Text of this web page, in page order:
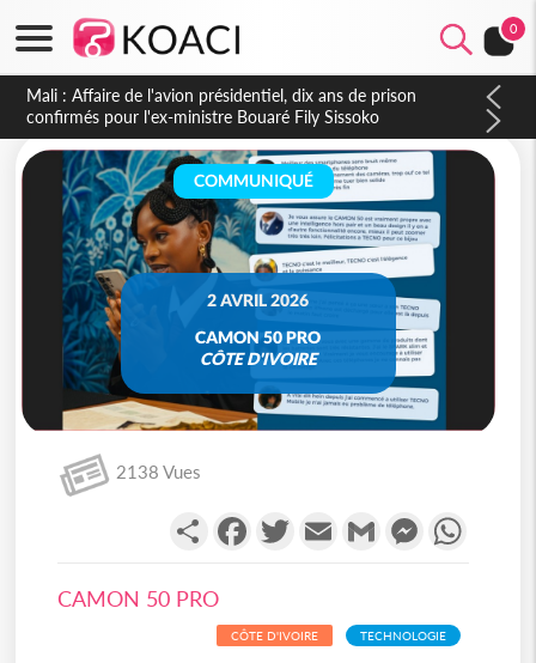
0
Nigeria : Le Togo et le Cameroun principaux acheteurs des
produits de la raffinerie Dangote en juillet
COMMUNIQUÉ
2 AVRIL 2026
CAMON 50 PRO
CÔTE D'IVOIRE
2138 Vues
PartagerFacebookTwitterEmail Gmail Messenger
CAMON 50 PRO
CÔTE D'IVOIRE TECHNOLOGIE